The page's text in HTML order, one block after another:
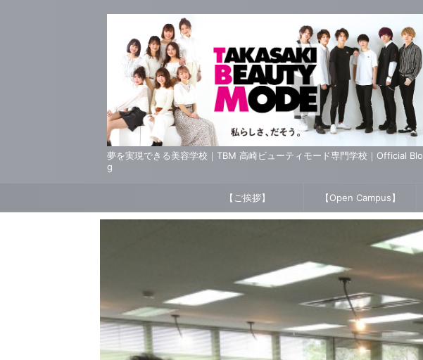
夢を実現できる美容学校｜TBM 高崎ビューティモード専門学校｜Official Blo
g
【ご挨拶】 【Open Campus】